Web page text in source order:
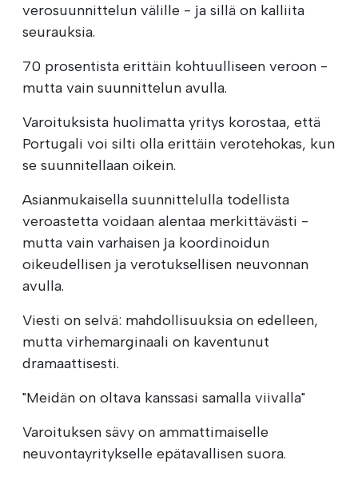
verosuunnittelun välille - ja sillä on kalliita
seurauksia.
70 prosentista erittäin kohtuulliseen veroon -
mutta vain suunnittelun avulla.
Varoituksista huolimatta yritys korostaa, että
Portugali voi silti olla erittäin verotehokas, kun
se suunnitellaan oikein.
Asianmukaisella suunnittelulla todellista
veroastetta voidaan alentaa merkittävästi -
mutta vain varhaisen ja koordinoidun
oikeudellisen ja verotuksellisen neuvonnan
avulla.
Viesti on selvä: mahdollisuuksia on edelleen,
mutta virhemarginaali on kaventunut
dramaattisesti.
"Meidän on oltava kanssasi samalla viivalla"
Varoituksen sävy on ammattimaiselle
neuvontayritykselle epätavallisen suora.